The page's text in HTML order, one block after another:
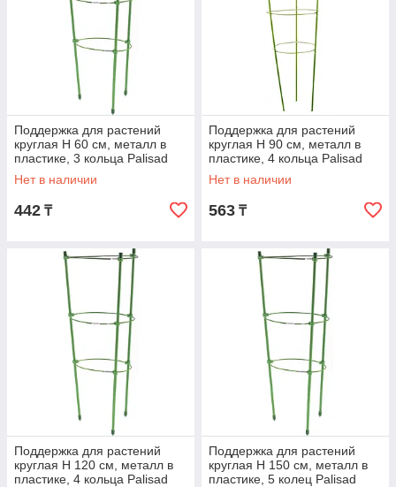
Поддержка для растений
круглая H 60 см, металл в
пластике, 3 кольца Palisad
Нет в наличии
442 ₸
Поддержка для растений
круглая H 90 см, металл в
пластике, 4 кольца Palisad
Нет в наличии
563 ₸
Поддержка для растений
круглая H 120 см, металл в
пластике, 4 кольца Palisad
Поддержка для растений
круглая H 150 см, металл в
пластике, 5 колец Palisad